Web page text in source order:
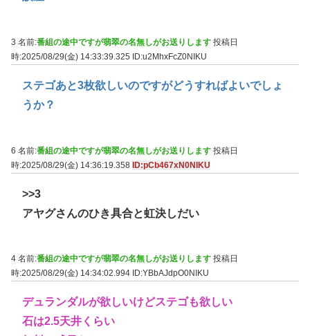
3 名前:番組の途中ですが翡翠の名無しがお送りします 投稿日
時:2025/08/29(金) 14:33:39.325
ID:u2MhxFcZ0NIKU
ステゴあと3枚欲しいのですがどうすればよいでしょ
うか？
6 名前:番組の途中ですが翡翠の名無しがお送りします 投稿日
時:2025/08/29(金) 14:36:19.358 ID:pCb467xN0NIKU
>>3
アヤグさんのひき具合と虹決しだい
4 名前:番組の途中ですが翡翠の名無しがお送りします 投稿日
時:2025/08/29(金) 14:34:02.994 ID:YBbAJdpO0NIKU
デュランダルが欲しいけどステゴも欲しい
石は2.5天井くらい